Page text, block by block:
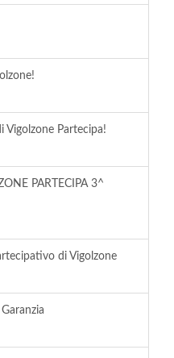
Vigolzone Partecipa!
PARTECIPA 3^
di Vigolzone